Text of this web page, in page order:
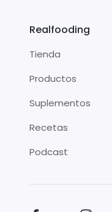
Realfooding
Tienda
Productos
Suplementos
Recetas
Podcast